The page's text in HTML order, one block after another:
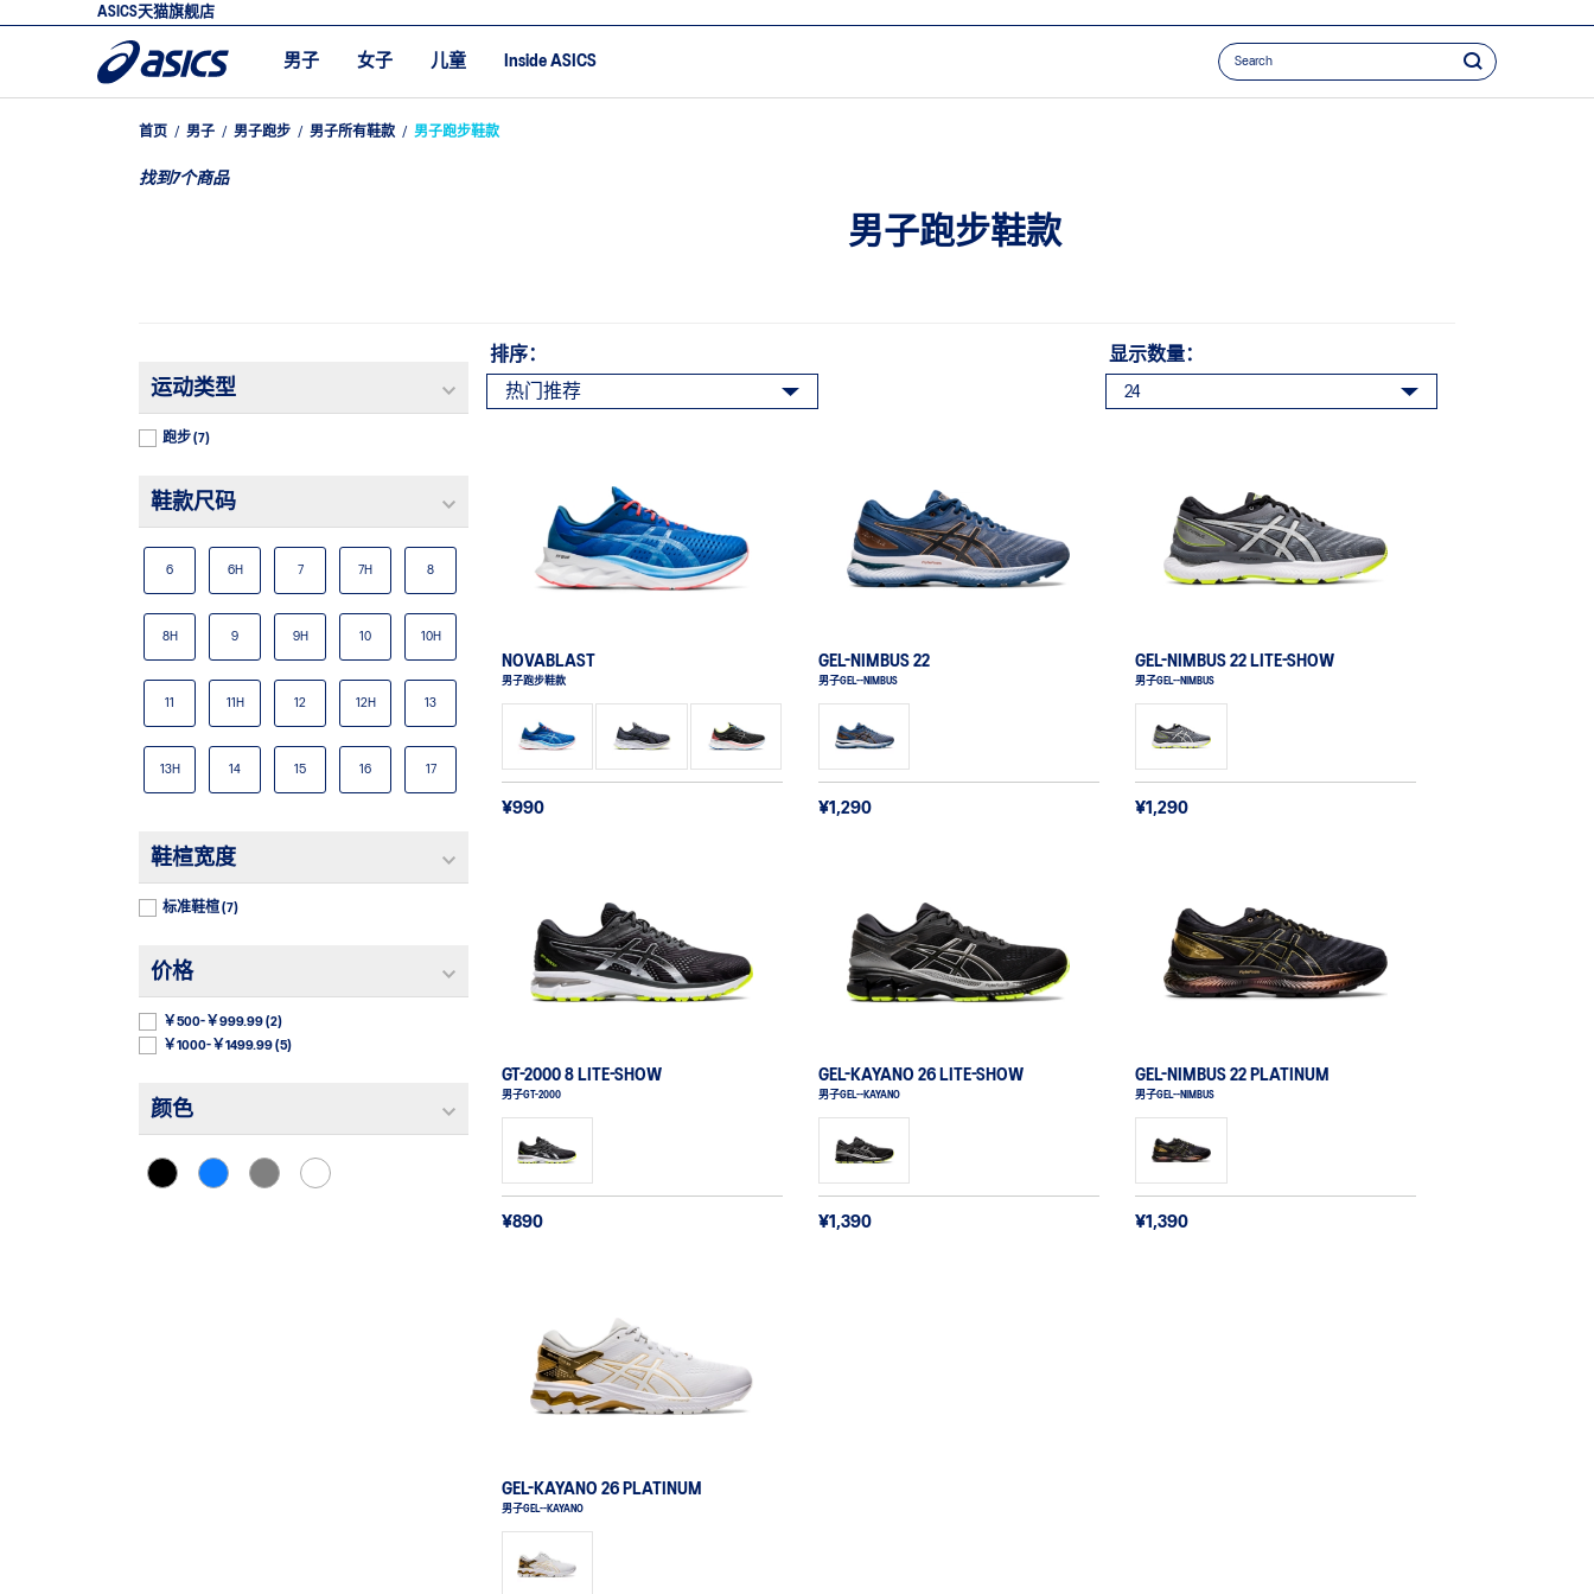
ASICS天猫旗舰店
男子 女子 儿童 Inside ASICS
首页 / 男子 / 男子跑步 / 男子所有鞋款 / 男子跑步鞋款
男子跑步鞋款
找到7个商品
运动类型
跑步 (7)
鞋款尺码
6 6H 7 7H 8
8H 9 9H 10 10H
11 11H 12 12H 13
13H 14 15 16 17
鞋楦宽度
标准鞋楦 (7)
价格
￥500-￥999.99 (2)
￥1000-￥1499.99 (5)
颜色
排序： 显示数量：
NOVABLAST
男子跑步鞋款
¥990
GEL-NIMBUS 22
男子GEL--NIMBUS
¥1,290
GEL-NIMBUS 22 LITE-SHOW
男子GEL--NIMBUS
¥1,290
GT-2000 8 LITE-SHOW
男子GT-2000
¥890
GEL-KAYANO 26 LITE-SHOW
男子GEL--KAYANO
¥1,390
GEL-NIMBUS 22 PLATINUM
男子GEL--NIMBUS
¥1,390
GEL-KAYANO 26 PLATINUM
男子GEL--KAYANO